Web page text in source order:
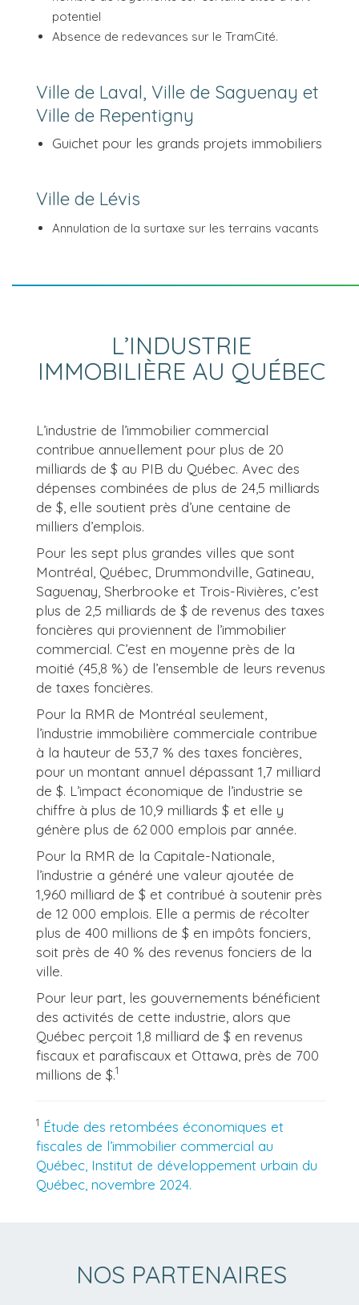
potentiel
Absence de redevances sur le TramCité.
Ville de Laval, Ville de Saguenay et
Ville de Repentigny
Guichet pour les grands projets immobiliers
Ville de Lévis
Annulation de la surtaxe sur les terrains vacants
L’INDUSTRIE
IMMOBILIÈRE AU QUÉBEC
L’industrie de l’immobilier commercial
contribue annuellement pour plus de 20
milliards de $ au PIB du Québec. Avec des
dépenses combinées de plus de 24,5 milliards
de $, elle soutient près d’une centaine de
milliers d’emplois.
Pour les sept plus grandes villes que sont
Montréal, Québec, Drummondville, Gatineau,
Saguenay, Sherbrooke et Trois-Rivières, c’est
plus de 2,5 milliards de $ de revenus des taxes
foncières qui proviennent de l’immobilier
commercial. C’est en moyenne près de la
moitié (45,8 %) de l’ensemble de leurs revenus
de taxes foncières.
Pour la RMR de Montréal seulement,
l’industrie immobilière commerciale contribue
à la hauteur de 53,7 % des taxes foncières,
pour un montant annuel dépassant 1,7 milliard
de $. L’impact économique de l’industrie se
chiffre à plus de 10,9 milliards $ et elle y
génère plus de 62 000 emplois par année.
Pour la RMR de la Capitale-Nationale,
l’industrie a généré une valeur ajoutée de
1,960 milliard de $ et contribué à soutenir près
de 12 000 emplois. Elle a permis de récolter
plus de 400 millions de $ en impôts fonciers,
soit près de 40 % des revenus fonciers de la
ville.
Pour leur part, les gouvernements bénéficient
des activités de cette industrie, alors que
Québec perçoit 1,8 milliard de $ en revenus
fiscaux et parafiscaux et Ottawa, près de 700
millions de $.1
1 Étude des retombées économiques et
fiscales de l’immobilier commercial au
Québec, Institut de développement urbain du
Québec, novembre 2024.
NOS PARTENAIRES